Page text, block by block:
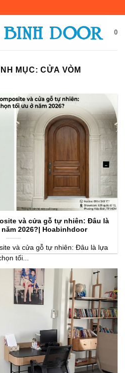
0
MỤC:CỬA VÒM
và cửa gỗ tự nhiên: Đâu là
2026?| Hoabinhdoor
và cửa gỗ tự nhiên: Đâu là lựa
tối...